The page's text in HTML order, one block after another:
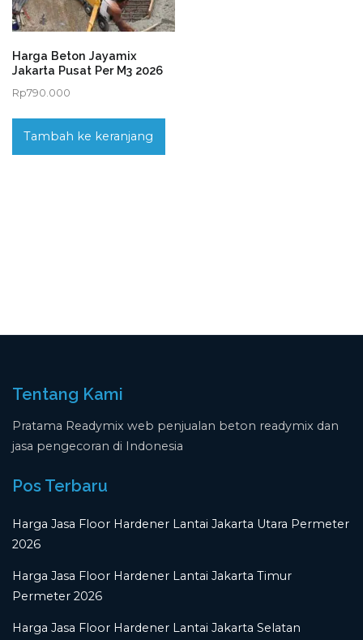
Harga Beton Jayamix
Jakarta Pusat Per M3 2026
Rp790.000
Tambah ke keranjang
Tentang Kami
Pratama Readymix web penjualan beton readymix dan
jasa pengecoran di Indonesia
Pos Terbaru
Harga Jasa Floor Hardener Lantai Jakarta Utara Permeter
2026
Harga Jasa Floor Hardener Lantai Jakarta Timur
Permeter 2026
Harga Jasa Floor Hardener Lantai Jakarta Selatan